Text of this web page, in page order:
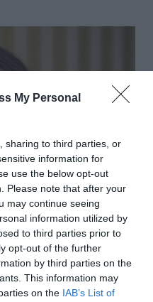
My Personal
sharing to third parties, or
information for
use the below opt-out
Please note that after your
may continue seeing
information utilized by
to third parties prior to
opt-out of the further
by third parties on the
This information may
on the IAB’s List of